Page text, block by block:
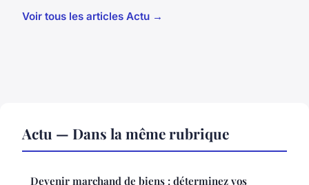
Voir tous les articles Actu →
Actu — Dans la même rubrique
Devenir marchand de biens : déterminez vos